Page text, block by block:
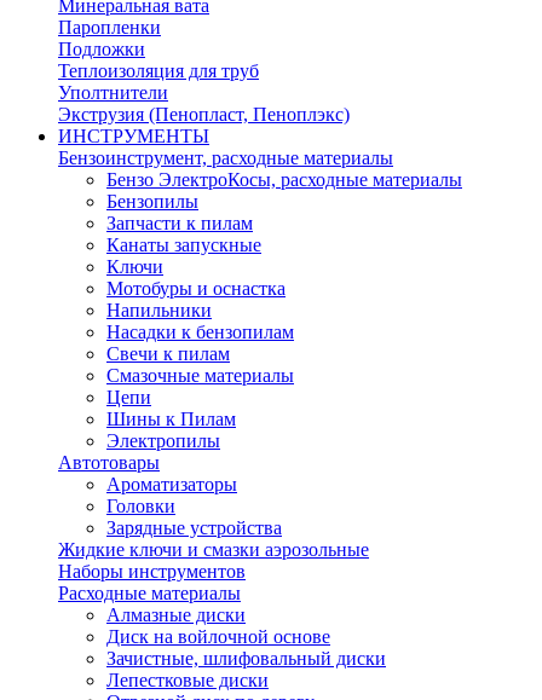
Минеральная вата
Паропленки
Подложки
Теплоизоляция для труб
Уполтнители
Экструзия (Пенопласт, Пеноплэкс)
ИНСТРУМЕНТЫ
Бензоинструмент, расходные материалы
Бензо ЭлектроКосы, расходные материалы
Бензопилы
Запчасти к пилам
Канаты запускные
Ключи
Мотобуры и оснастка
Напильники
Насадки к бензопилам
Свечи к пилам
Смазочные материалы
Цепи
Шины к Пилам
Электропилы
Автотовары
Ароматизаторы
Головки
Зарядные устройства
Жидкие ключи и смазки аэрозольные
Наборы инструментов
Расходные материалы
Алмазные диски
Диск на войлочной основе
Зачистные, шлифовальный диски
Лепестковые диски